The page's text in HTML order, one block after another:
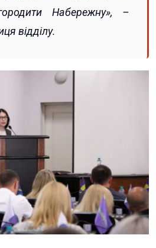
Набережну», –
відділу.